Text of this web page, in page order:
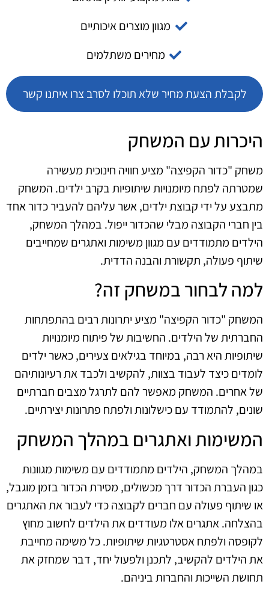
מגוון מוצרים איכותיים
מחירים משתלמים
לקבלת הצעת מחיר שלא תוכלו לסרב צרו איתנו קשר
היכרות עם המשחק
משחק "כדור הקפיצה" מציע חוויה חינוכית מעשירה
שמטרתה לפתח מיומנויות שיתופיות בקרב ילדים. המשחק
מתבצע על ידי קבוצת ילדים, אשר עליהם להעביר כדור אחד
בין חברי הקבוצה מבלי שהכדור ייפול. במהלך המשחק,
הילדים מתמודדים עם מגוון משימות ואתגרים שמחייבים
שיתוף פעולה, תקשורת והבנה הדדית.
למה לבחור במשחק זה?
המשחק "כדור הקפיצה" מציע יתרונות רבים בהתפתחות
החברתית של הילדים. החשיבות של פיתוח מיומנויות
שיתופיות היא רבה, במיוחד בגילאים צעירים, כאשר ילדים
לומדים כיצד לעבוד בצוות, להקשיב ולכבד את רעיונותיהם
של אחרים. המשחק מאפשר להם לתרגל מצבים חברתיים
שונים, להתמודד עם כישלונות ולפתח פתרונות יצירתיים.
המשימות ואתגרים במהלך המשחק
במהלך המשחק, הילדים מתמודדים עם משימות מגוונות
כגון העברת הכדור דרך מכשולים, מסירת הכדור בזמן מוגבל,
או שיתוף פעולה עם חברים לקבוצה כדי לעבור את האתגרים
בהצלחה. אתגרים אלו מעודדים את הילדים לחשוב מחוץ
לקופסה ולפתח אסטרטגיות שיתופיות. כל משימה מחייבת
את הילדים להקשיב, לתכנן ולפעול יחד, דבר שמחזק את
תחושת השייכות והחברות ביניהם.